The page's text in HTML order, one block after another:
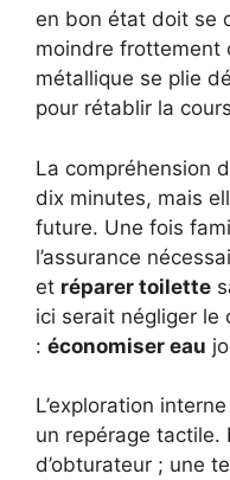
en bon état doit se
moindre frottement
métallique se plie
pour rétablir la
La compréhension
dix minutes, mais
future. Une fois
l’assurance
et réparer toilette
ici serait négliger
: économiser eau
L’exploration
un repérage tactile.
d’obturateur ; une